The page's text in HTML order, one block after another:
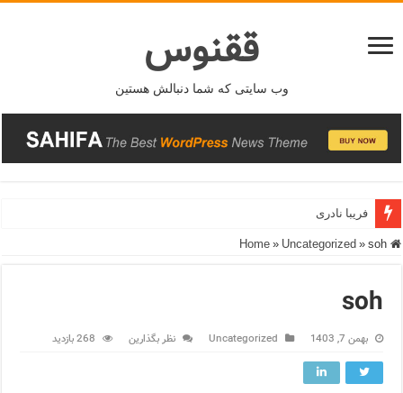
ققنوس
وب سایتی که شما دنبالش هستین
فریبا نادری
Home
» Uncategorized » soh
soh
بهمن 7, 1403 Uncategorized نظر بگذارین 268 بازدید